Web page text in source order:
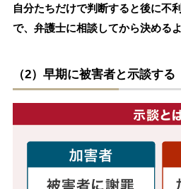
自分たちだけで判断すると後に不
で、弁護士に相談してから決める
（2）早期に被害者と示談する